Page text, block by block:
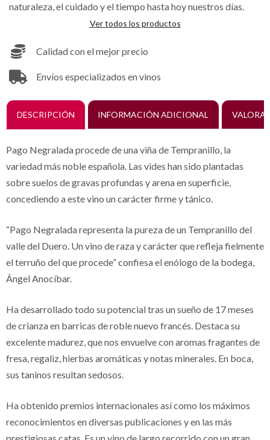
naturaleza, el cuidado y el tiempo hasta hoy nuestros días.
Ver todos los productos
Calidad con el mejor precio
Envíos especializados en vinos
DESCRIPCIÓN INFORMACIÓN ADICIONAL
Pago Negralada procede de una viña de Tempranillo, la
variedad más noble española. Las vides han sido plantadas
sobre suelos de gravas profundas y arena en superficie,
concediendo a este vino un carácter firme y tánico.
“Pago Negralada representa la pureza de un Tempranillo del
valle del Duero. Un vino de raza y carácter que refleja fielmente
el terruño del que procede” confiesa el enólogo de la bodega,
Ángel Anocíbar.
Ha desarrollado todo su potencial tras un sueño de 17 meses
de crianza en barricas de roble nuevo francés. Destaca su
excelente madurez, que nos envuelve con aromas fragantes de
fresa, regaliz, hierbas aromáticas y notas minerales. En boca,
sus taninos resultan sedosos.
Ha obtenido premios internacionales así como los máximos
reconocimientos en diversas publicaciones y en las más